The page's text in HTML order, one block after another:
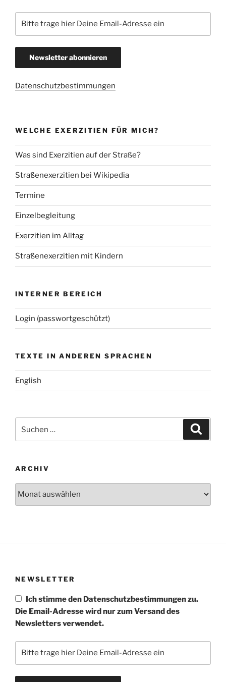
Datenschutzbestimmungen
WELCHE EXERZITIEN FÜR MICH?
Was sind Exerzitien auf der Straße?
Straßenexerzitien bei Wikipedia
Termine
Einzelbegleitung
Exerzitien im Alltag
Straßenexerzitien mit Kindern
INTERNER BEREICH
Login (passwortgeschützt)
TEXTE IN ANDEREN SPRACHEN
English
nach:
ARCHIV
NEWSLETTER
Ich stimme den Datenschutzbestimmungen zu.
Die Email-Adresse wird nur zum Versand des
Newsletters verwendet.